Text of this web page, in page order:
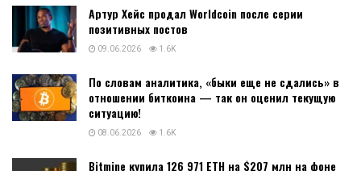
Артур Хейс продал Worldcoin после серии
позитивных постов
09.06.2026 1.6K
По словам аналитика, «быки еще не сдались» в
отношении биткоина — так он оценил текущую
ситуацию!
08.06.2026 1.6K
Bitmine купила 126 971 ETH на $207 млн на фоне